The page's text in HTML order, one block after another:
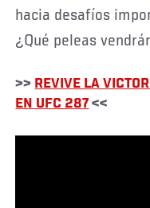
hacia desafíos
¿Qué peleas
>> REVIVE LA
EN UFC 287 <<